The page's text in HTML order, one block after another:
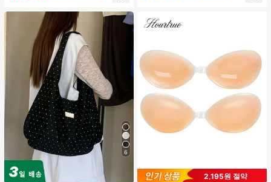
6
2,195원 절약